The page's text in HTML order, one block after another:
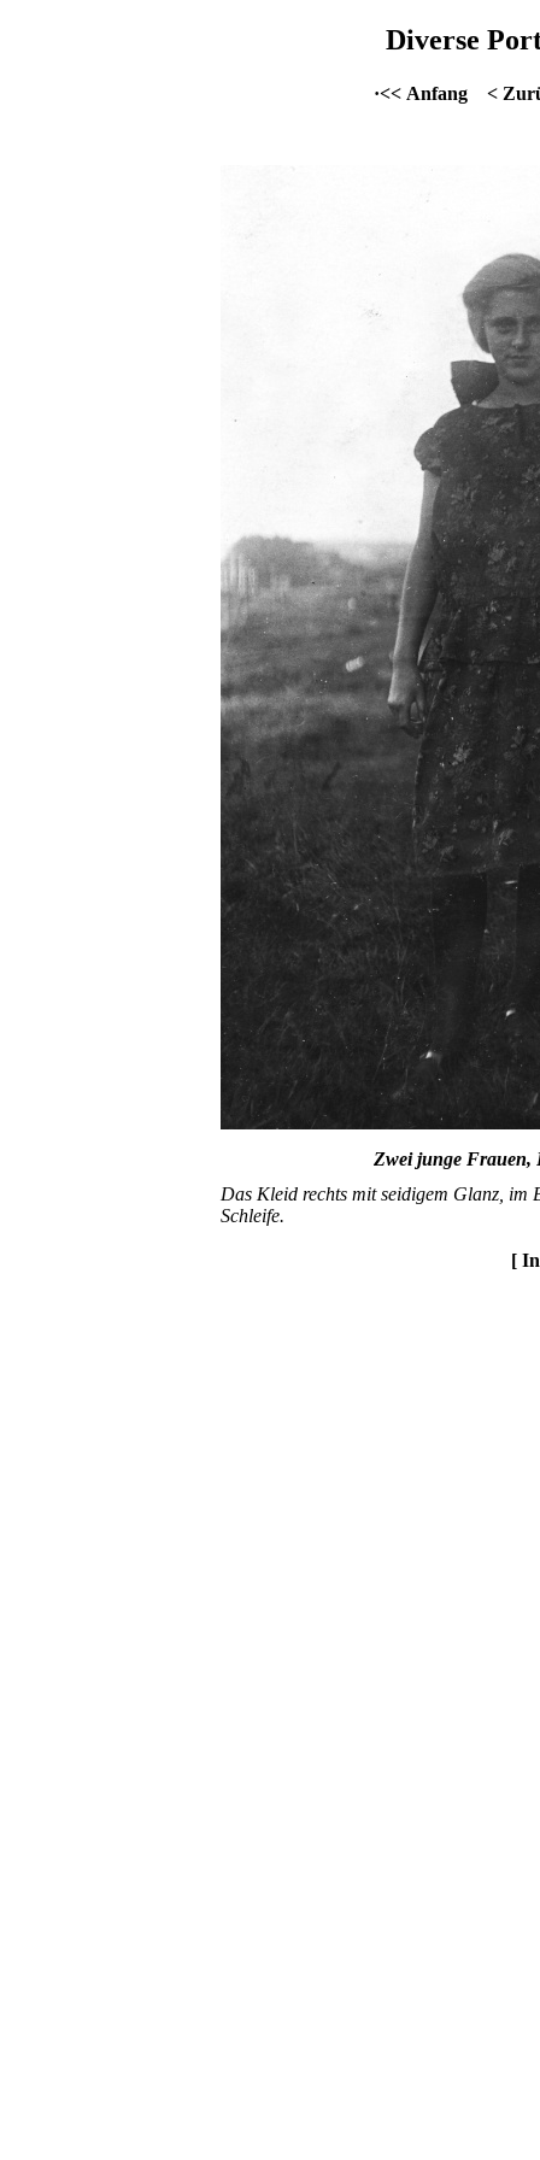
Diverse
·<< Anfang <
Zwei junge Frauen,
Das Kleid rechts mit seidigem Glanz, im
Schleife.
[